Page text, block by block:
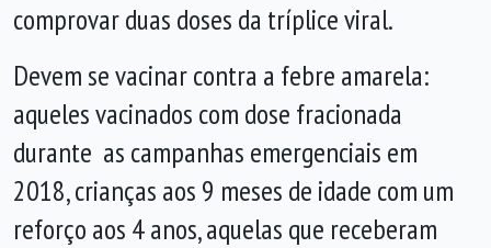
comprovar duas doses da tríplice viral.
Devem se vacinar contra a febre amarela:
aqueles vacinados com dose fracionada
durante as campanhas emergenciais em
2018, crianças aos 9 meses de idade com um
reforço aos 4 anos, aquelas que receberam